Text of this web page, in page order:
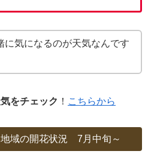
に気になるのが天気なんです
をチェック ！ こちらから
域の開花状況 7月中旬～